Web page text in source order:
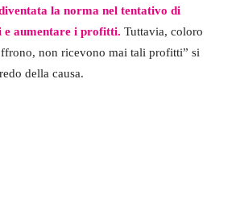
la norma nel tentativo di
e aumentare i profitti. Tuttavia, coloro
non ricevono mai tali profitti” si
della causa.